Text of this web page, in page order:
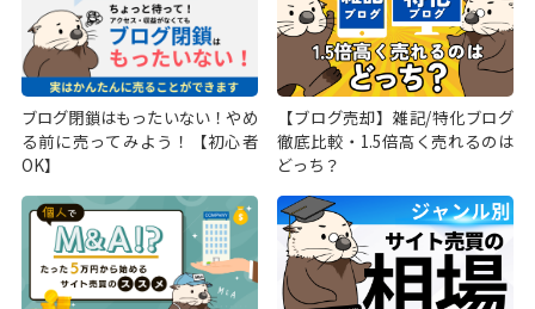
ブログ閉鎖はもったいない！やめ
る前に売ってみよう！【初心者
OK】
【ブログ売却】雑記/特化ブログ
徹底比較・1.5倍高く売れるのは
どっち？